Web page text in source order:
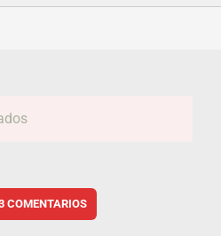
COMENTARIOS